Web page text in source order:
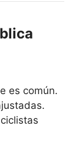
es común.